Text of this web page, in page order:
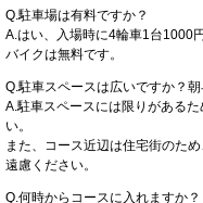
Q.駐車場は有料ですか？
A.はい、入場時に4輪車1台1000
バイクは無料です。
Q.駐車スペースは広いですか？
A.駐車スペースには限りがある
い。
また、コース近辺は住宅街のた
遠慮ください。
Q.何時からコースに入れますか？